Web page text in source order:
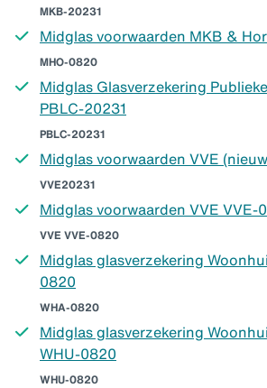
MKB-20231
Midglas voorwaarden MKB &
MHO-0820
Midglas Glasverzekering
PBLC-20231
PBLC-20231
Midglas voorwaarden VVE
VVE20231
Midglas voorwaarden VVE VVE-
VVE VVE-0820
Midglas glasverzekering
0820
WHA-0820
Midglas glasverzekering
WHU-0820
WHU-0820